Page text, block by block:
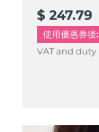
$ 247.79
使用優惠券
VAT and duty
$ 233.59
VAT and duty
All
All
All
All
法屬玻里尼西亞
德國